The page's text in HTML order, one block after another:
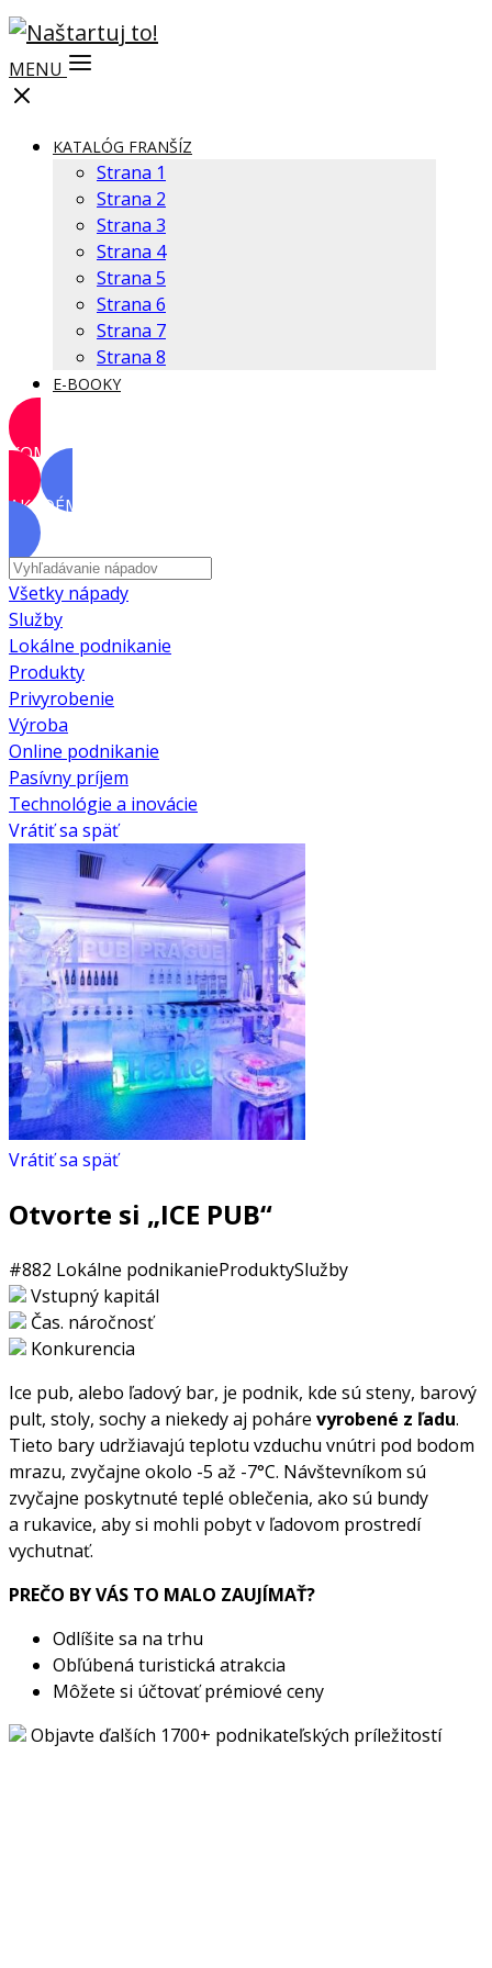
MENU
KATALÓG FRANŠÍZ
Strana 1
Strana 2
Strana 3
Strana 4
Strana 5
Strana 6
Strana 7
Strana 8
E-BOOKY
KOMUNITA
AKADÉMIA
Všetky nápady
Služby
Lokálne podnikanie
Produkty
Privyrobenie
Výroba
Online podnikanie
Pasívny príjem
Technológie a inovácie
Vrátiť sa späť
Vrátiť sa späť
Otvorte si „ICE PUB“
#882 Lokálne podnikanieProduktySlužby
Vstupný kapitál
Čas. náročnosť
Konkurencia
Ice pub, alebo ľadový bar, je podnik, kde sú steny, barový
pult, stoly, sochy a niekedy aj poháre vyrobené z ľadu.
Tieto bary udržiavajú teplotu vzduchu vnútri pod bodom
mrazu, zvyčajne okolo -5 až -7°C. Návštevníkom sú
zvyčajne poskytnuté teplé oblečenia, ako sú bundy
a rukavice, aby si mohli pobyt v ľadovom prostredí
vychutnať.
PREČO BY VÁS TO MALO ZAUJÍMAŤ?
Odlíšite sa na trhu
Obľúbená turistická atrakcia
Môžete si účtovať prémiové ceny
Objavte ďalších 1700+ podnikateľských príležitostí